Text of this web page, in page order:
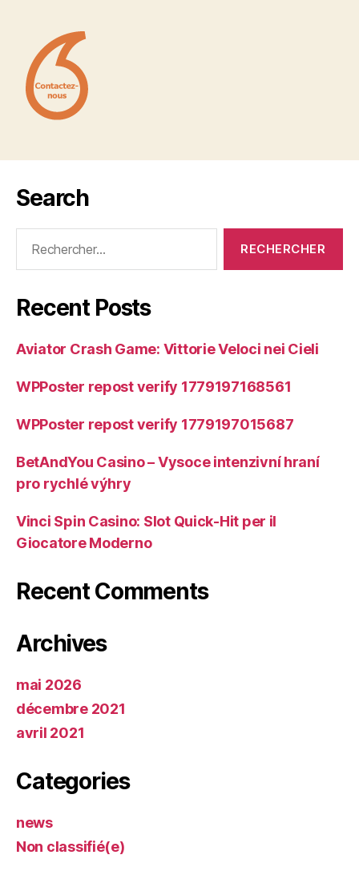
Search
Recent Posts
Aviator Crash Game: Vittorie Veloci nei Cieli
WPPoster repost verify 1779197168561
WPPoster repost verify 1779197015687
BetAndYou Casino – Vysoce intenzivní hraní
pro rychlé výhry
Vinci Spin Casino: Slot Quick‑Hit per il
Giocatore Moderno
Recent Comments
Archives
mai 2026
décembre 2021
avril 2021
Categories
news
Non classifié(e)